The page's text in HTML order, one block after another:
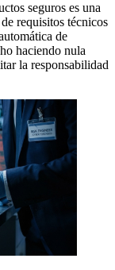
seguros es una
requisitos técnicos
de
haciendo nula
la responsabilidad